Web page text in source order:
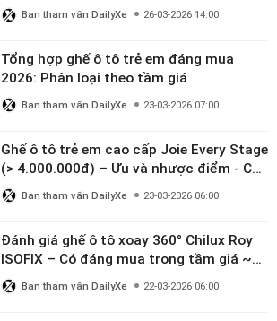
Ban tham vấn DailyXe 26-03-2026 14:00
Tổng hợp ghế ô tô trẻ em đáng mua
2026: Phân loại theo tầm giá
Ban tham vấn DailyXe 23-03-2026 07:00
Ghế ô tô trẻ em cao cấp Joie Every Stage
(> 4.000.000đ) – Ưu và nhược điểm - Có
đáng đầu tư cho bé từ 0–12 tuổi?
Ban tham vấn DailyXe 23-03-2026 06:00
Đánh giá ghế ô tô xoay 360° Chilux Roy
ISOFIX – Có đáng mua trong tầm giá ~3
triệu
Ban tham vấn DailyXe 22-03-2026 06:00